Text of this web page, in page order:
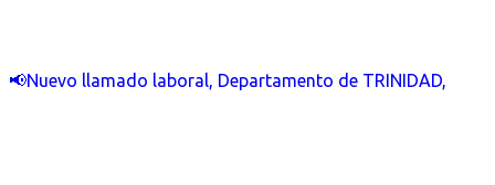
📢Nuevo llamado laboral, Departamento de TRINIDAD,